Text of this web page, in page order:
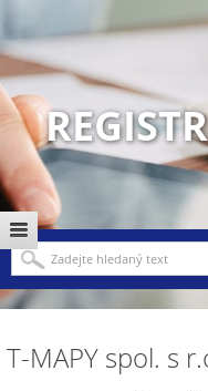
T-MAPY spol. s